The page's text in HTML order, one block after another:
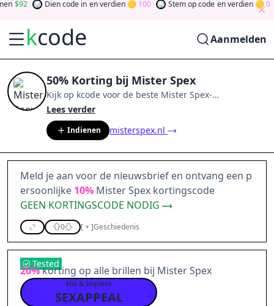
92 Dien code in en verdien 100 Stem op code en verdien 0
kcode Aanmelden
50% Korting bij Mister Spex
Kijk op kcode voor de beste Mister Spex-
aanbiedingen van
community en verdien tokens door bij te dragen via
stemmen, testen, delen en meer.
Glücksklee und gewinnen Sie Geld
Lees verder
Indienen misterspex.nl
Meld je aan voor de nieuwsbrief en ontvang een p
ersoonlijke 10% Mister Spex kortingscode
GEEN KORTINGSCODE NODIG
0 [+]Geschiedenis
Tested
20%korting op alle brillen bij Mister Spex
klik & kopieer
SEXAPPEAL